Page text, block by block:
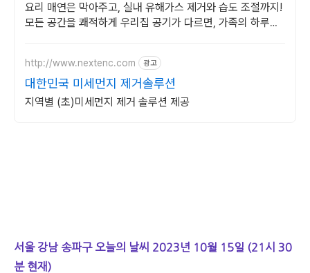
요리 매연은 막아주고, 실내 유해가스 제거와 습도 조절까지!
모든 공간을 쾌적하게 우리집 공기가 다르면, 가족의 하루도
http://www.nextenc.com 광고
대한민국 미세먼지 제거솔루션
지역별 (초)미세먼지 제거 솔루션 제공
서울 강남 송파구 오늘의 날씨 2023년 10월 15일 (21시 30
분 현재)